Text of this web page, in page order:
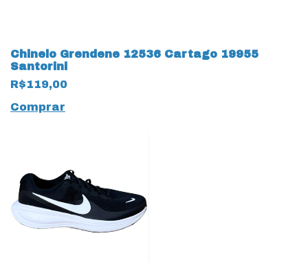
Chinelo Grendene 12536 Cartago 19955
Santorini
R$119,00
Comprar